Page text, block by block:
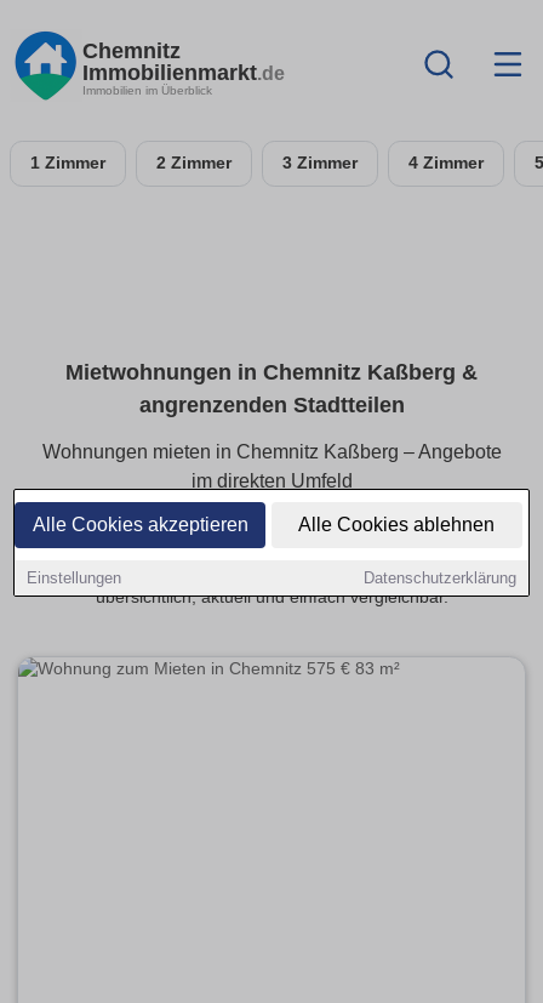
Alle Cookies akzeptieren Alle Cookies ablehnen
Einstellungen Datenschutzerklärung
Chemnitz
Immobilienmarkt.de
Immobilien im Überblick
1 Zimmer 2 Zimmer 3 Zimmer 4 Zimmer
Mietwohnungen in Chemnitz Kaßberg &
angrenzenden Stadtteilen
Wohnungen mieten in Chemnitz Kaßberg – Angebote
im direkten Umfeld
Finden Sie Mietwohnungen in Chemnitz Kaßberg und den
angrenzenden Stadtteilen. Mit wenigen Klicks entdecken Sie
passende Wohnungsangebote ganz in Ihrer Nähe –
übersichtlich, aktuell und einfach vergleichbar.